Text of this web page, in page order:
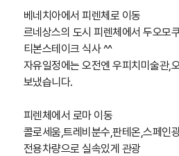
베네치아에서 피렌체로 이동
르네상스의 도시 피렌체에서 두오모
티본스테이크 식사^^
자유일정에는 오전엔 우피치미술관,
보냈습니다.
피렌체에서 로마 이동
콜로세움,트레비분수,판테온,스페인
전용차량으로 실속있게 관광